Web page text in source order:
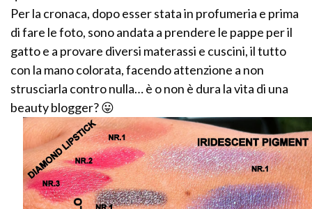
Per la cronaca, dopo esser stata in profumeria e prima
di fare le foto, sono andata a prendere le pappe per il
gatto e a provare diversi materassi e cuscini, il tutto
con la mano colorata, facendo attenzione a non
strusciarla contro nulla… è o non è dura la vita di una
beauty blogger? 😛